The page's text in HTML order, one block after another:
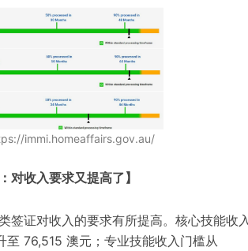
immi.homeaffairs.gov.au/
对收入要求又提高了】
签证对收入的要求有所提高。核心技能收入
至 76,515 澳元；专业技能收入门槛从